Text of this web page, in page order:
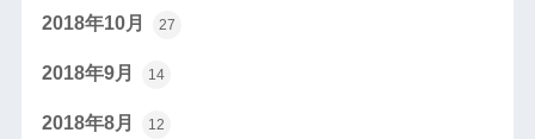
2018年10月 27
2018年9月 14
2018年8月 12